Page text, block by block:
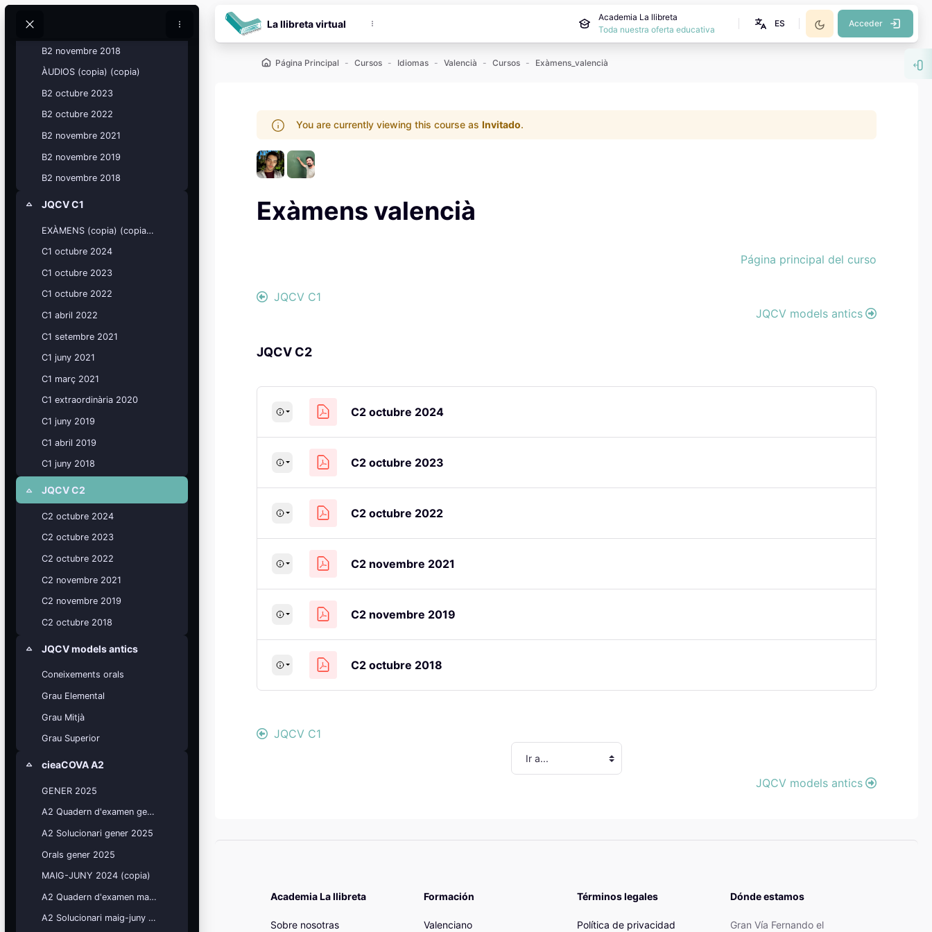
Buscar
BloquesCalendario
académico
Festivos, vacaciones y fechas
clave.
Ver calendario
Mis cursos
NOTA!
Bloques
B2 Novembre 2021
B2 novembre 2018
ÀUDIOS (copia) (copia)
B2 octubre 2023
B2 octubre 2022
B2 novembre 2021
B2 novembre 2019
B2 novembre 2018
Colapsar
JQCV C1
EXÀMENS (copia) (copia) (copia)
C1 octubre 2024
C1 octubre 2023
C1 octubre 2022
C1 abril 2022
C1 setembre 2021
C1 juny 2021
C1 març 2021
C1 extraordinària 2020
C1 juny 2019
C1 abril 2019
C1 juny 2018
Colapsar
JQCV C2
C2 octubre 2024
C2 octubre 2023
C2 octubre 2022
C2 novembre 2021
C2 novembre 2019
C2 octubre 2018
Colapsar
JQCV models antics
Coneixements orals
Grau Elemental
Grau Mitjà
Grau Superior
Colapsar
cieaCOVA A2
GENER 2025
A2 Quadern d'examen gener 2025
A2 Solucionari gener 2025
Orals gener 2025
MAIG-JUNY 2024 (copia)
A2 Quadern d'examen maig-juny 2024
A2 Solucionari maig-juny 2024
La llibreta virtual
Academia La llibreta
Toda nuestra oferta educativa
ES Acceder
Página Principal Cursos Idiomas Valencià Cursos Exàmens_valencià
You are currently viewing this course as Invitado.
Exàmens valencià
Página principal del curso
JQCV C1
JQCV models antics
JQCV C2
C2 octubre 2024
C2 octubre 2023
C2 octubre 2022
C2 novembre 2021
C2 novembre 2019
C2 octubre 2018
JQCV C1
JQCV models antics
Academia La llibreta
Sobre nosotras
Formación
Valenciano
Términos legales
Política de privacidad
Dónde estamos
Gran Vía Fernando el